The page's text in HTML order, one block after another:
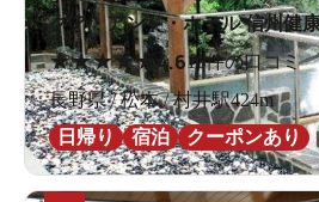
クア・アンド・ホテル 信州健
★★★★★4.616件の口コミ
長野県 / 松本 / 村井駅424m
日帰り
宿泊 クーポンあり